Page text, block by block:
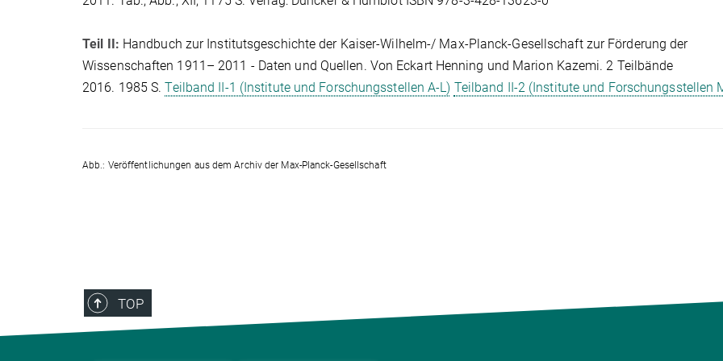
Teil II: Handbuch zur Institutsgeschichte der Kaiser-Wilhelm-/ Max-Planck-Gesellschaft zur Förderung der
Wissenschaften 1911– 2011 - Daten und Quellen. Von Eckart Henning und Marion Kazemi. 2 Teilbände
2016. 1985 S.Teilband II-1 (Institute und Forschungsstellen A-L) Teilband II-2 (Institute und Forschungsstellen
Abb.: Veröffentlichungen aus dem Archiv der Max-Planck-Gesellschaft
TOP